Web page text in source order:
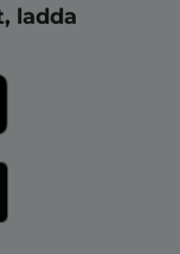
ladda